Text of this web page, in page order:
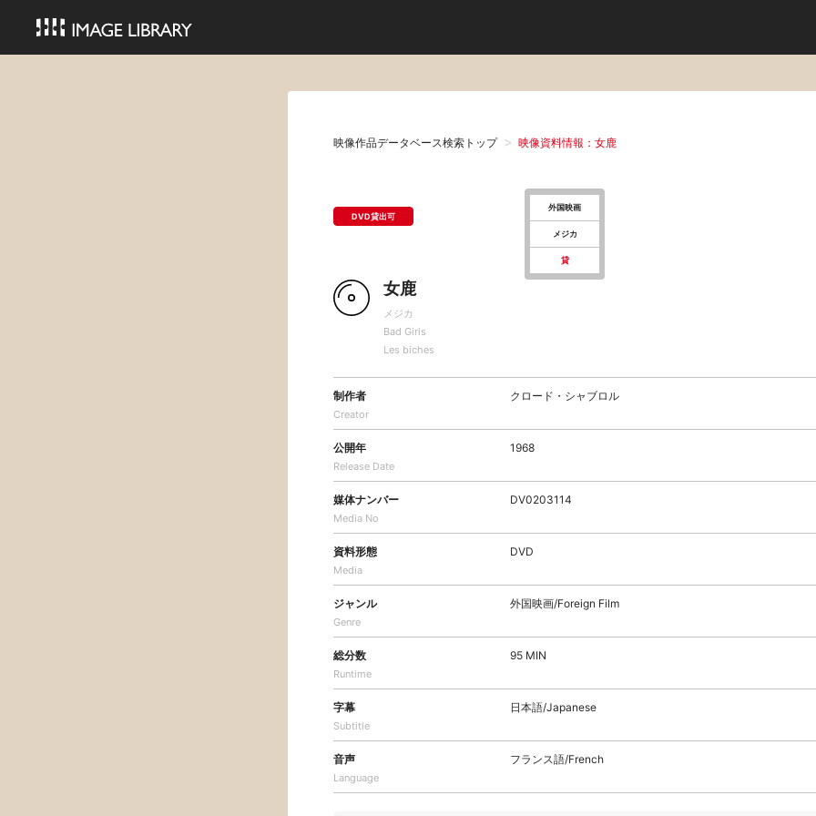
映像作品データベース検索トップ 映像資料情報：女鹿
DVD貸出可
外国映画
メジカ
貸
女鹿
メジカ
Bad Girls
Les biches
制作者
Creator
クロード・シャブロル
公開年
Release Date
1968
媒体ナンバー
Media No
DV0203114
資料形態
Media
DVD
ジャンル
Genre
外国映画/Foreign Film
総分数
Runtime
95 MIN
字幕
Subtitle
日本語/Japanese
音声
Language
フランス語/French